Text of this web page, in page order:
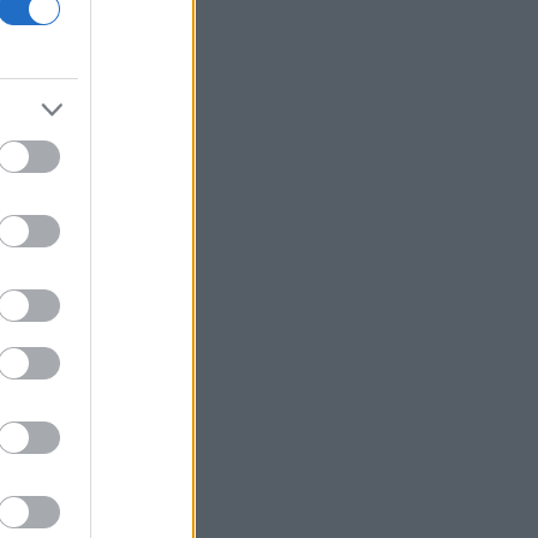
τους σχέσεις
προτρέπει σε ενότητα των
μουσουλμάνων
Το Cambridge επανεξετάζει τις
διαδικασίες πρόσληψης καθηγητών
Θέματα οικονομίας και ασφάλειας στο
επίκεντρο
Άγκυρα: Η συμφωνία με Πακιστάν και
Σαουδική Αραβία δεν παραβιάζει το
Η καλύτερη εβδομάδα από τον Απρίλιο
500
Η Ισπανία ξεκινά ελέγχους στους
Σεπτεμβρίου